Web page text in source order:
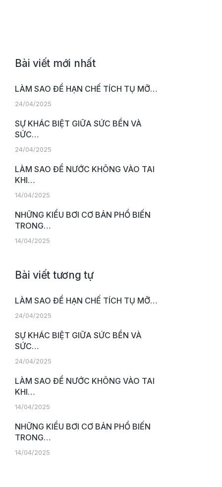
Bài viết mới nhất
LÀM SAO ĐỂ HẠN CHẾ TÍCH TỤ MỠ…
24/04/2025
SỰ KHÁC BIỆT GIỮA SỨC BỀN VÀ
SỨC…
24/04/2025
LÀM SAO ĐỂ NƯỚC KHÔNG VÀO TAI
KHI…
14/04/2025
NHỮNG KIỂU BƠI CƠ BẢN PHỔ BIẾN
TRONG…
14/04/2025
Bài viết tương tự
LÀM SAO ĐỂ HẠN CHẾ TÍCH TỤ MỠ…
24/04/2025
SỰ KHÁC BIỆT GIỮA SỨC BỀN VÀ
SỨC…
24/04/2025
LÀM SAO ĐỂ NƯỚC KHÔNG VÀO TAI
KHI…
14/04/2025
NHỮNG KIỂU BƠI CƠ BẢN PHỔ BIẾN
TRONG…
14/04/2025